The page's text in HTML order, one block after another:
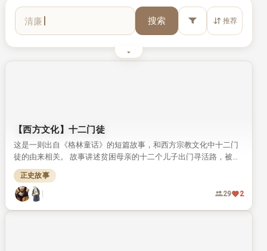
华佗 搜索 推荐
最近搜索词缓存为空（请先在搜索框或筛选面板操作一次）
【西方文化】十二门徒
这是一则出自《格林童话》的短篇故事，和西方宗教文化中十二门
徒的由来相关。 故事讲述贫困母亲的十二个儿子出门寻活路，被天
使引入山洞沉睡三百年，最终得偿所愿和救世主同在。
正史故事
29 2